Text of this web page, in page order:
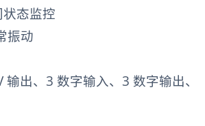
态监控
振动
出、3 数字输入、3 数字输出、